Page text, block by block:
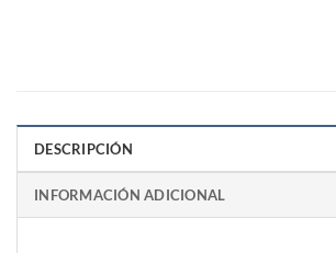
DESCRIPCIÓN
INFORMACIÓN ADICIONAL